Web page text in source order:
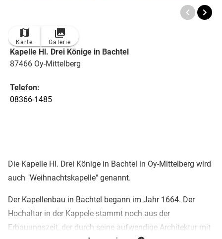
Karte Galerie
Kapelle Hl. Drei Könige in Bachtel
87466 Oy-Mittelberg
Telefon:
08366-1485
Die Kapelle Hl. Drei Könige in Bachtel in Oy-Mittelberg wird
auch "Weihnachtskapelle" genannt.
Der Kapellenbau in Bachtel begann im Jahr 1664. Der
Hochaltar in der Kappele stammt noch aus der
Erbauungszeit, der durch seine aufwendige Architektur mit